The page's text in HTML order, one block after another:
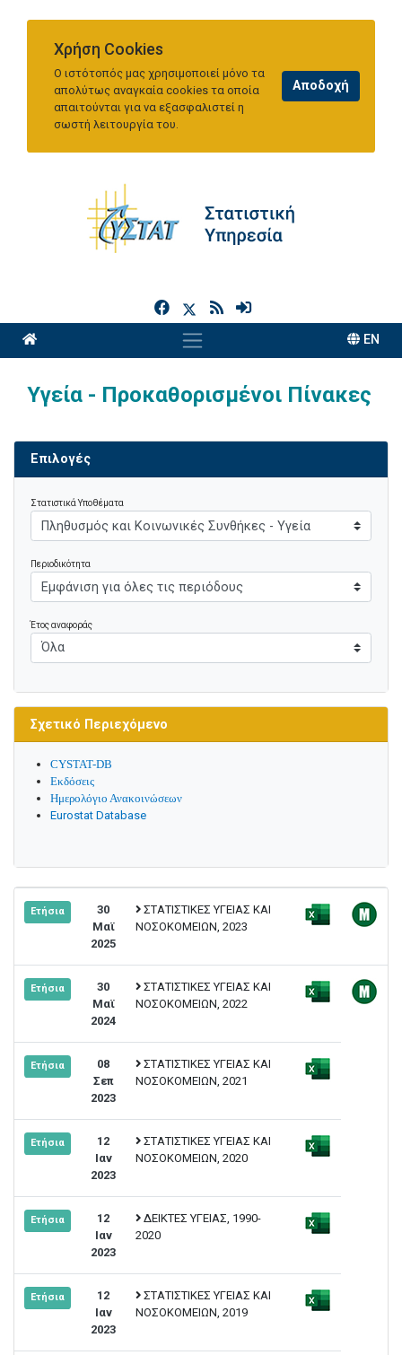
Χρήση Cookies
Ο ιστότοπός μας χρησιμοποιεί μόνο τα
απολύτως αναγκαία cookies τα οποία
απαιτούνται για να εξασφαλιστεί η
σωστή λειτουργία του.
h
EN
Υγεία - Προκαθορισμένοι Πίνακες
Επιλογές
Στατιστικά Υποθέματα
Περιοδικότητα
Έτος αναφοράς
Σχετικό Περιεχόμενο
CYSTAT-DB
Εκδόσεις
Ημερολόγιο Ανακοινώσεων
Eurostat Database
Ετήσια
30
Μαϊ
2025
ΣΤΑΤΙΣΤΙΚΕΣ ΥΓΕΙΑΣ ΚΑΙ
ΝΟΣΟΚΟΜΕΙΩΝ, 2023
Ετήσια
30
Μαϊ
2024
ΣΤΑΤΙΣΤΙΚΕΣ ΥΓΕΙΑΣ ΚΑΙ
ΝΟΣΟΚΟΜΕΙΩΝ, 2022
Ετήσια
08
Σεπ
2023
ΣΤΑΤΙΣΤΙΚΕΣ ΥΓΕΙΑΣ ΚΑΙ
ΝΟΣΟΚΟΜΕΙΩΝ, 2021
Ετήσια
12
Ιαν
2023
ΣΤΑΤΙΣΤΙΚΕΣ ΥΓΕΙΑΣ ΚΑΙ
ΝΟΣΟΚΟΜΕΙΩΝ, 2020
Ετήσια
12
Ιαν
2023
ΔΕΙΚΤΕΣ ΥΓΕΙΑΣ, 1990-
2020
Ετήσια
12
Ιαν
2023
ΣΤΑΤΙΣΤΙΚΕΣ ΥΓΕΙΑΣ ΚΑΙ
ΝΟΣΟΚΟΜΕΙΩΝ, 2019